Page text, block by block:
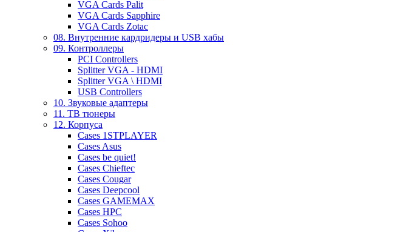
VGA Cards Palit
VGA Cards Sapphire
VGA Cards Zotac
08. Внутренние кардридеры и USB хабы
09. Контроллеры
PCI Controllers
Splitter VGA - HDMI
Splitter VGA \ HDMI
USB Controllers
10. Звуковые адаптеры
11. ТВ тюнеры
12. Корпуса
Cases 1STPLAYER
Cases Asus
Cases be quiet!
Cases Chieftec
Cases Cougar
Cases Deepcool
Cases GAMEMAX
Cases HPC
Cases Sohoo